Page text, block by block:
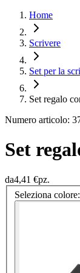
Home
Scrivere
Set per la
Set regalo
Numero articolo:
Set
da4,41 €pz.
Seleziona colore: